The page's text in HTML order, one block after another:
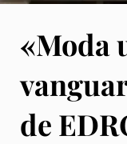
«Moda
de